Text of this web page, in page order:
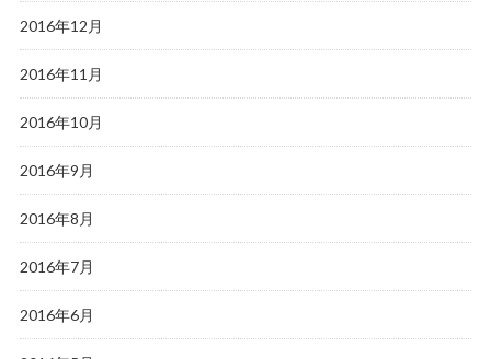
2016年12月
2016年11月
2016年10月
2016年9月
2016年8月
2016年7月
2016年6月